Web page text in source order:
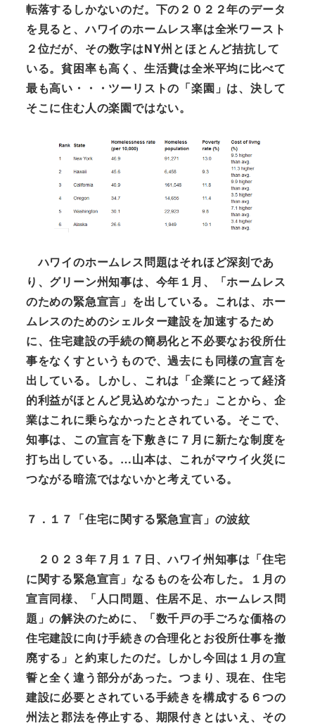
転落するしかないのだ。下の２０２２年のデータ
を見ると、ハワイのホームレス率は全米ワースト
２位だが、その数字はNY州とほとんど拮抗して
いる。貧困率も高く、生活費は全米平均に比べて
最も高い・・・ツーリストの「楽園」は、決して
そこに住む人の楽園ではない。
ハワイのホームレス問題はそれほど深刻であ
り、グリーン州知事は、今年１月、「ホームレス
のための緊急宣言」を出している。これは、ホー
ムレスのためのシェルター建設を加速するため
に、住宅建設の手続の簡易化と不必要なお役所仕
事をなくすというもので、過去にも同様の宣言を
出している。しかし、これは「企業にとって経済
的利益がほとんど見込めなかった」ことから、企
業はこれに乗らなかったとされている。そこで、
知事は、この宣言を下敷きに７月に新たな制度を
打ち出している。…山本は、これがマウイ火災に
つながる暗流ではないかと考えている。
７．１７「住宅に関する緊急宣言」の波紋
２０２３年７月１７日、ハワイ州知事は 「住宅
に関する緊急宣言」なるものを公布した。１月の
宣言同様、「人口問題、住居不足、ホームレス問
題」の解決のために、「数千戸の手ごろな価格の
住宅建設に向け手続きの合理化とお役所仕事を撤
廃する」と約束したのだ。しかし今回は１月の宣
誓と全く違う部分があった。つまり、現在、住宅
建設に必要とされている手続きを構成する６つの
州法と郡法を停止する、期限付きとはいえ、その